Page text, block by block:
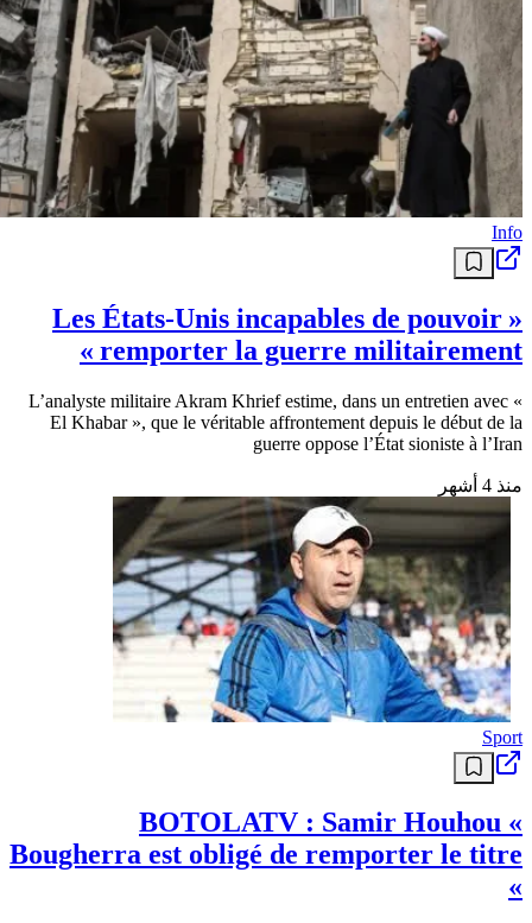
Info
« Les États-Unis incapables de pouvoir
remporter la guerre militairement »
L’analyste militaire Akram Khrief estime, dans un entretien avec «
El Khabar », que le véritable affrontement depuis le début de la
guerre oppose l’État sioniste à l’Iran
منذ 4 أشهر
Sport
BOTOLATV : Samir Houhou «
Bougherra est obligé de remporter le titre
»